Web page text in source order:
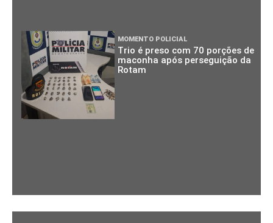
MOMENTO POLICIAL
Trio é preso com 70 porções de
maconha após perseguição da
Rotam